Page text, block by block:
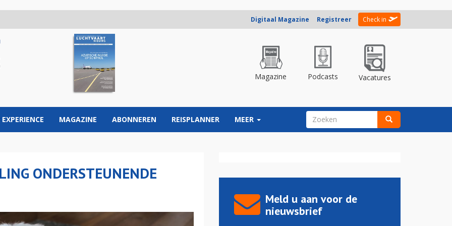
Digitaal Magazine Registreer Check in
Magazine Podcasts Vacatures
EXPERIENCE MAGAZINE ABONNEREN REISPLANNER MEER ZOEKVELD
ONDERSTEUNENDE
Meld u aan voor de
nieuwsbrief